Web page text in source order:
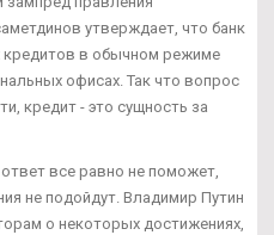
утверждает, что банк
в обычном режиме
офисах. Так что вопрос
кредит - это сущность за
все равно не поможет,
не подойдут. Владимир Путин
о некоторых достижениях,